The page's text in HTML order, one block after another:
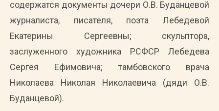
содержатся документы дочери О.В. Буданцевой
журналиста, писателя, поэта Лебедевой
Екатерины Сергеевны; скульптора,
заслуженного художника РСФСР Лебедева
Сергея Ефимовича; тамбовского врача
Николаева Николая Николаевича (дяди О.В.
Буданцевой).